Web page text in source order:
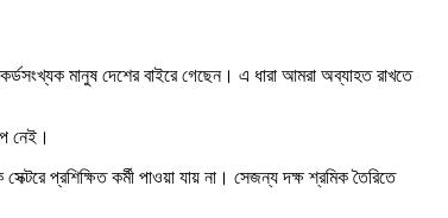
মানুষ দেশের বাইরে গেছেন। এ ধারা আমরা অব্যাহত রাখতে
নেই।
প্রশিক্ষিত কর্মী পাওয়া যায় না। সেজন্য দক্ষ শ্রমিক তৈরিতে